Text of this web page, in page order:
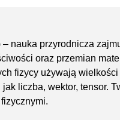
– nauka przyrodnicza
oraz przemian
fizycy używają
liczba, wektor, tensor.